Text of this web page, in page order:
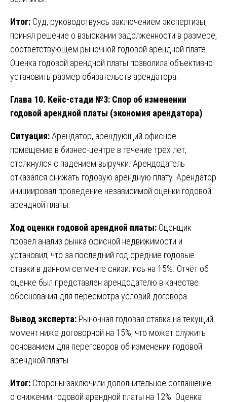
Итог: Суд, руководствуясь заключением экспертизы,
принял решение о взыскании задолженности в размере,
соответствующем рыночной годовой арендной плате.
Оценка годовой арендной платы позволила объективно
установить размер обязательств арендатора.
Глава 10. Кейс-стади №3: Спор об изменении
годовой арендной платы (экономия арендатора)
Ситуация:Арендатор, арендующий офисное
помещение в бизнес-центре в течение трех лет,
столкнулся с падением выручки. Арендодатель
отказался снижать годовую арендную плату. Арендатор
инициировал проведение независимой оценки годовой
арендной платы.
Ход оценки годовой арендной платы: Оценщик
провёл анализ рынка офисной недвижимости и
установил, что за последний год средние годовые
ставки в данном сегменте снизились на 15%. Отчёт об
оценке был представлен арендодателю в качестве
обоснования для пересмотра условий договора.
Вывод эксперта: Рыночная годовая ставка на текущий
момент ниже договорной на 15%, что может служить
основанием для переговоров об изменении годовой
арендной платы.
Итог: Стороны заключили дополнительное соглашение
о снижении годовой арендной платы на 12%. Оценка